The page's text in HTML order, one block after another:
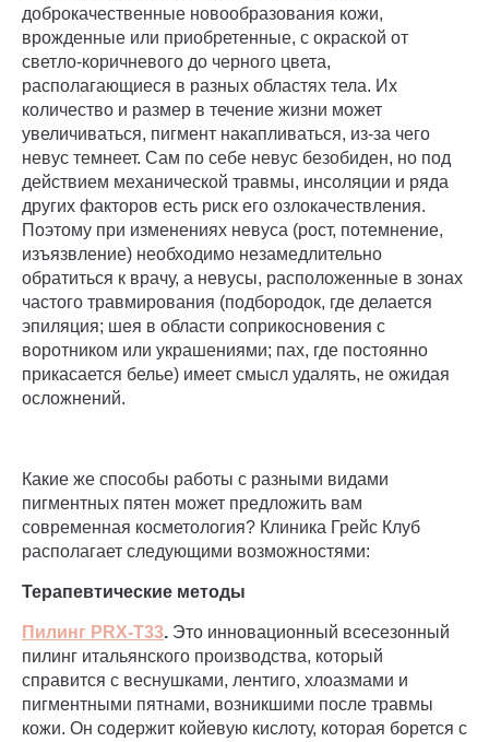
доброкачественные новообразования кожи,
врожденные или приобретенные, с окраской от
светло-коричневого до черного цвета,
располагающиеся в разных областях тела. Их
количество и размер в течение жизни может
увеличиваться, пигмент накапливаться, из-за чего
невус темнеет. Сам по себе невус безобиден, но под
действием механической травмы, инсоляции и ряда
других факторов есть риск его озлокачествления.
Поэтому при изменениях невуса (рост, потемнение,
изъязвление) необходимо незамедлительно
обратиться к врачу, а невусы, расположенные в зонах
частого травмирования (подбородок, где делается
эпиляция; шея в области соприкосновения с
воротником или украшениями; пах, где постоянно
прикасается белье) имеет смысл удалять, не ожидая
осложнений.
Какие же способы работы с разными видами
пигментных пятен может предложить вам
современная косметология? Клиника Грейс Клуб
располагает следующими возможностями:
Терапевтические методы
Пилинг PRX-T33. Это инновационный всесезонный
пилинг итальянского производства, который
справится с веснушками, лентиго, хлоазмами и
пигментными пятнами, возникшими после травмы
кожи. Он содержит койевую кислоту, которая борется с